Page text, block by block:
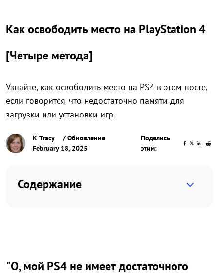
Как освободить место на PlayStation 4
[Четыре метода]
Узнайте, как освободить место на PS4 в этом посте,
если говорится, что недостаточно памяти для
загрузки или установки игр.
К Tracy
/ Обновление
February 18, 2025
Поделись
этим:
Содержание
"О, мой PS4 не имеет достаточного